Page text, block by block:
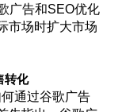
广告和SEO优化
市场时扩大市场
转化
通过谷歌广告